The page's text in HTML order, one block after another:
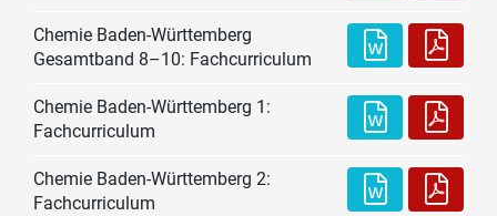
Chemie Baden-Württemberg
Gesamtband 8–10: Fachcurriculum
Chemie Baden-Württemberg 1:
Fachcurriculum
Chemie Baden-Württemberg 2:
Fachcurriculum